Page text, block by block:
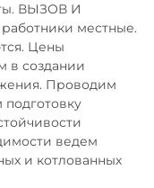
ВЫЗОВ И
местные.
Цены
в создании
Проводим
ведем
и котлованных